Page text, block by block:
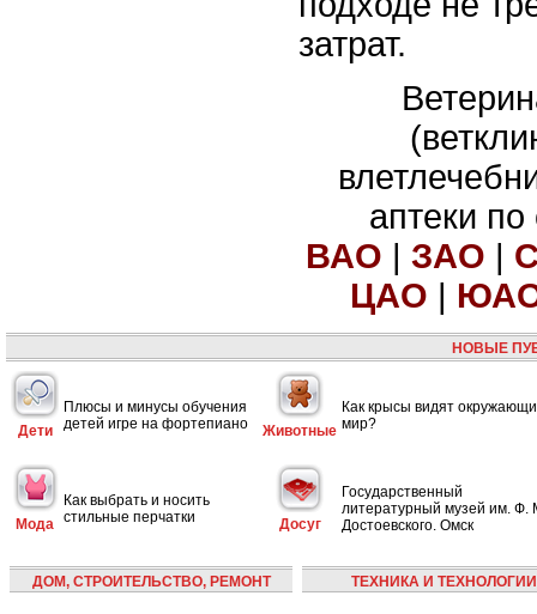
затрат.
аптеки
ВАО | ЗАО |
ЦАО |
НОВЫЕ
Дети
Плюсы и минусы обучения
детей игре на фортепиано
Животные
Как крысы видят
мир?
Мода
Как выбрать и носить
стильные перчатки
Досуг
Государственный
литературный музей им. Ф.
Достоевского. Омск
ДОМ, СТРОИТЕЛЬСТВО, РЕМОНТ ТЕХНИКА И ТЕХНОЛОГИИ